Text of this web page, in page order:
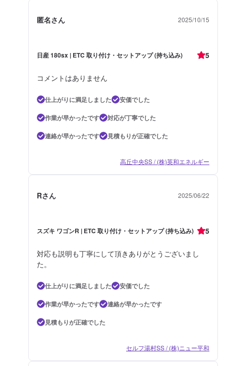
匿名さん 2025/10/15
日産 180sx | ETC 取り付け・セットアップ (持ち込み) 5
コメントはありません
仕上がりに満足しました
安価でした
作業が早かったです
対応が丁寧でした
連絡が早かったです
見積もりが正確でした
高丘中央SS / (株)英和エネルギー
Rさん 2025/06/22
スズキ ワゴンR | ETC 取り付け・セットアップ (持ち込み) 5
対応も説明も丁寧にして頂きありがとうございまし
た。
仕上がりに満足しました
安価でした
作業が早かったです
連絡が早かったです
見積もりが正確でした
セルフ湯村SS / (株)ニュー平和